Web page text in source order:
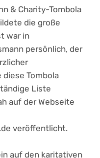
& Charity-Tombola
die große
war in
persönlich, der
diese Tombola
Liste
auf der Webseite
veröffentlicht.
auf den karitativen